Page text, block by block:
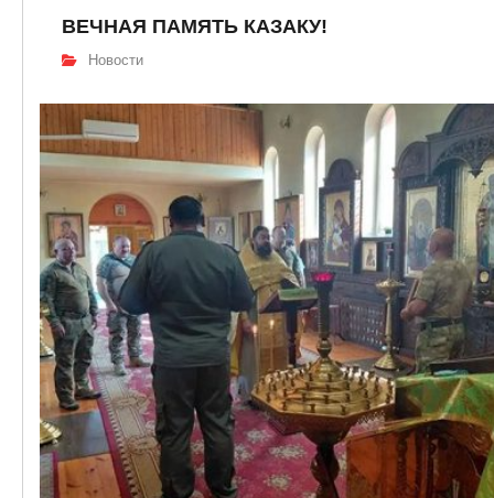
ВЕЧНАЯ ПАМЯТЬ КАЗАКУ!
Новости